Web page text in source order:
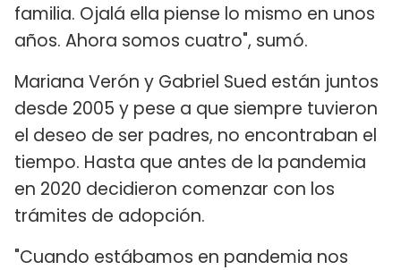
familia. Ojalá ella piense lo mismo en unos
años. Ahora somos cuatro", sumó.
Mariana Verón y Gabriel Sued están juntos
desde 2005 y pese a que siempre tuvieron
el deseo de ser padres, no encontraban el
tiempo. Hasta que antes de la pandemia
en 2020 decidieron comenzar con los
trámites de adopción.
"Cuando estábamos en pandemia nos